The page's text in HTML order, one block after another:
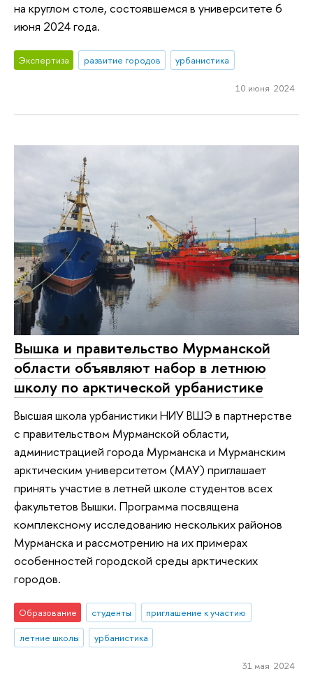
на круглом столе, состоявшемся в университете 6
июня 2024 года.
Экспертиза развитие городов урбанистика
10 июня 2024
Вышка и правительство Мурманской
области объявляют набор в летнюю
школу по арктической урбанистике
Высшая школа урбанистики НИУ ВШЭ в партнерстве
с правительством Мурманской области,
администрацией города Мурманска и Мурманским
арктическим университетом (МАУ) приглашает
принять участие в летней школе студентов всех
факультетов Вышки. Программа посвящена
комплексному исследованию нескольких районов
Мурманска и рассмотрению на их примерах
особенностей городской среды арктических
городов.
Образование студенты
приглашение к участию
летние школы
урбанистика
31 мая 2024